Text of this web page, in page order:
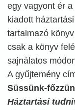
egy vagyont ér
kiadott
tartalmazó
csak a könyv
sajnálatos
A gyűjtemény
Süssünk-
Háztartási